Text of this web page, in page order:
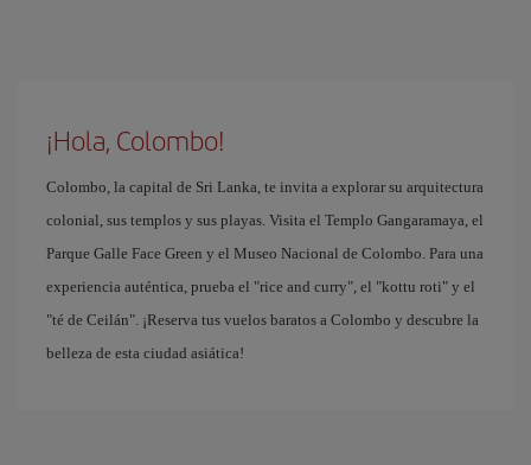
¡Hola, Colombo!
Colombo, la capital de Sri Lanka, te invita a explorar su arquitectura
colonial, sus templos y sus playas. Visita el Templo Gangaramaya, el
Parque Galle Face Green y el Museo Nacional de Colombo. Para una
experiencia auténtica, prueba el "rice and curry", el "kottu roti" y el
"té de Ceilán". ¡Reserva tus vuelos baratos a Colombo y descubre la
belleza de esta ciudad asiática!